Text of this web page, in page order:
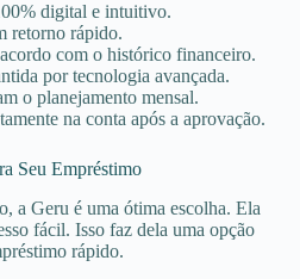
digital e intuitivo.
retorno rápido.
com o histórico financeiro.
por tecnologia avançada.
o planejamento mensal.
na conta após a aprovação.
Seu Empréstimo
a Geru é uma ótima escolha. Ela
fácil. Isso faz dela uma opção
rápido.